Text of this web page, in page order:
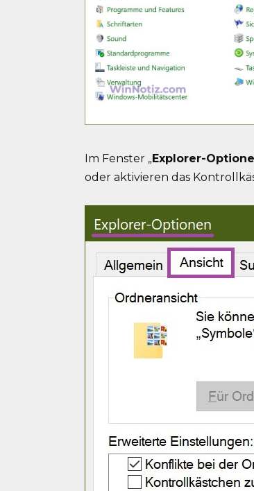
Im Fenster „Explorer-
oder aktivieren das